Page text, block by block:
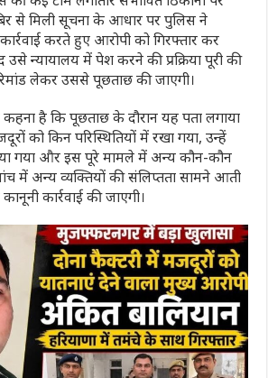
से मिली सूचना के आधार पर पुलिस ने
करते हुए आरोपी को गिरफ्तार कर
उसे न्यायालय में पेश करने की प्रक्रिया पूरी की
लेकर उससे पूछताछ की जाएगी।
है कि पूछताछ के दौरान यह पता लगाया
को किन परिस्थितियों में रखा गया, उन्हें
गया और इस पूरे मामले में अन्य कौन-कौन
में अन्य व्यक्तियों की संलिप्तता सामने आती
कार्रवाई की जाएगी।